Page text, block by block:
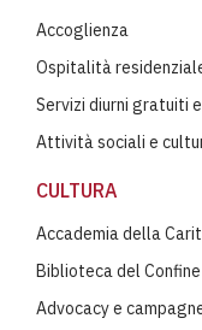
Accoglienza
Ospitalità
Servizi diurni gratuiti
Attività sociali e
CULTURA
Accademia della
Biblioteca del Confine
Advocacy e